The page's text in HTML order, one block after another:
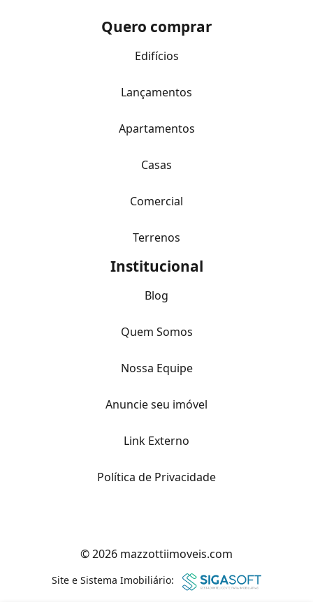
Quero comprar
Edifícios
Lançamentos
Apartamentos
Casas
Comercial
Terrenos
Institucional
Blog
Quem Somos
Nossa Equipe
Anuncie seu imóvel
Link Externo
Política de Privacidade
© 2026 mazzottiimoveis.com
Site e Sistema Imobiliário: